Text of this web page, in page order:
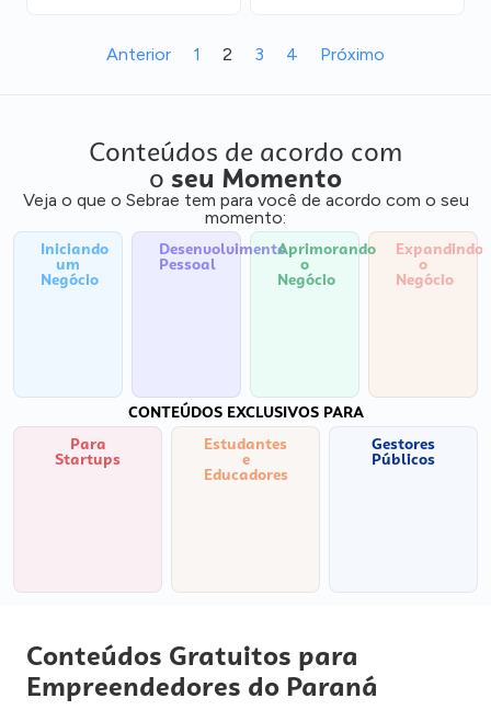
Anterior 1 2 3 4 Próximo
Conteúdos de acordo com
o seu Momento
Veja o que o Sebrae tem para você de acordo com o seu
momento:
Iniciando
um
Negócio
Desenvolvimento
Pessoal
Aprimorando
o
Negócio
Expandindo
o
Negócio
CONTEÚDOS EXCLUSIVOS PARA
Para
Startups
Estudantes
e
Educadores
Gestores
Públicos
Conteúdos Gratuitos para
Empreendedores do Paraná